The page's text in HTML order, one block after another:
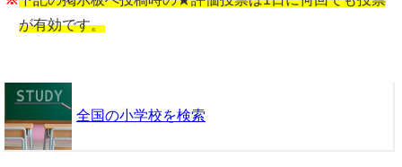
が有効です。
全国の小学校を検索